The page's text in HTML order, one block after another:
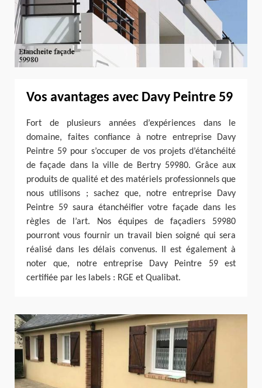
Vos avantages avec Davy Peintre 59
Fort de plusieurs années d’expériences dans le
domaine, faites confiance à notre entreprise Davy
Peintre 59 pour s’occuper de vos projets d’étanchéité
de façade dans la ville de Bertry 59980. Grâce aux
produits de qualité et des matériels professionnels que
nous utilisons ; sachez que, notre entreprise Davy
Peintre 59 saura étanchéifier votre façade dans les
règles de l’art. Nos équipes de façadiers 59980
pourront vous fournir un travail bien soigné qui sera
réalisé dans les délais convenus. Il est également à
noter que, notre entreprise Davy Peintre 59 est
certifiée par les labels : RGE et Qualibat.